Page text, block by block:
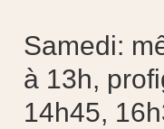
Samedi:
à 13h,
14h45,